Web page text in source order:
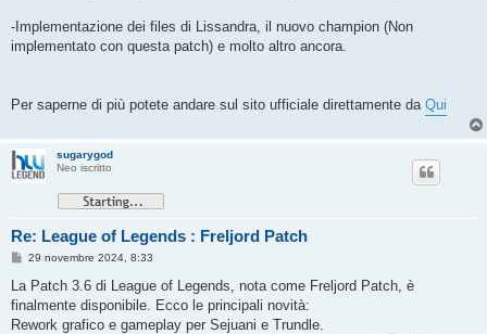
-Implementazione dei files di Lissandra, il nuovo champion (Non
implementato con questa patch) e molto altro ancora.
Per saperne di più potete andare sul sito ufficiale direttamente da Qui
sugarygod
Neo iscritto
Re: League of Legends : Freljord Patch
M
s
a
g
29 novembre 2024, 8:33
La Patch 3.6 di League of Legends, nota come Freljord Patch, è
finalmente disponibile. Ecco le principali novità:
Rework grafico e gameplay per Sejuani e Trundle.